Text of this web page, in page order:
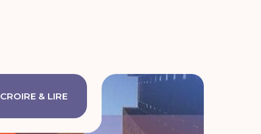
CROIRE & LIRE